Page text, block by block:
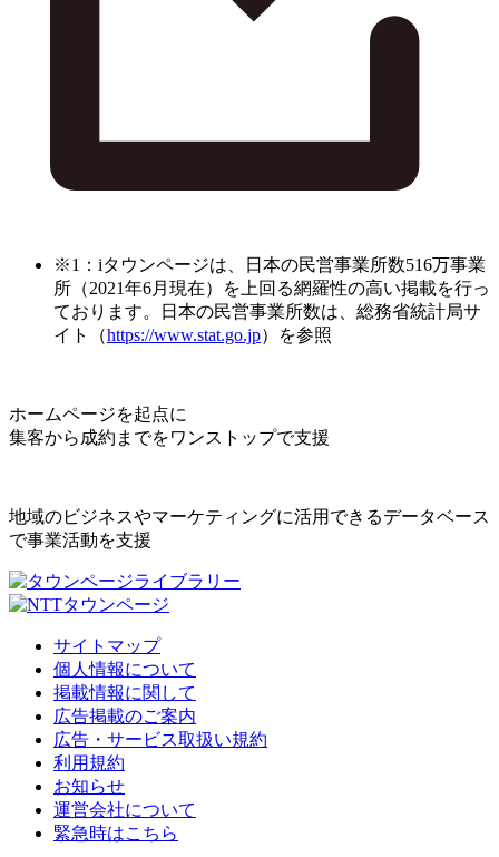
※1：iタウンページは、日本の民営事業所数516万事業
所（2021年6月現在）を上回る網羅性の高い掲載を行っ
ております。日本の民営事業所数は、総務省統計局サ
イト（https://www.stat.go.jp）を参照
ホームページを起点に
集客から成約までをワンストップで支援
地域のビジネスやマーケティングに活用できるデータベース
で事業活動を支援
サイトマップ
個人情報について
掲載情報に関して
広告掲載のご案内
広告・サービス取扱い規約
利用規約
お知らせ
運営会社について
緊急時はこちら